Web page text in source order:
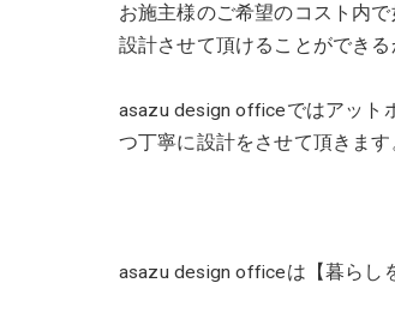
お施主様のご希望のコスト内
設計させて頂けることができ
asazu design officeではアット
つ丁寧に設計をさせて頂きます
asazu design officeは【暮らし